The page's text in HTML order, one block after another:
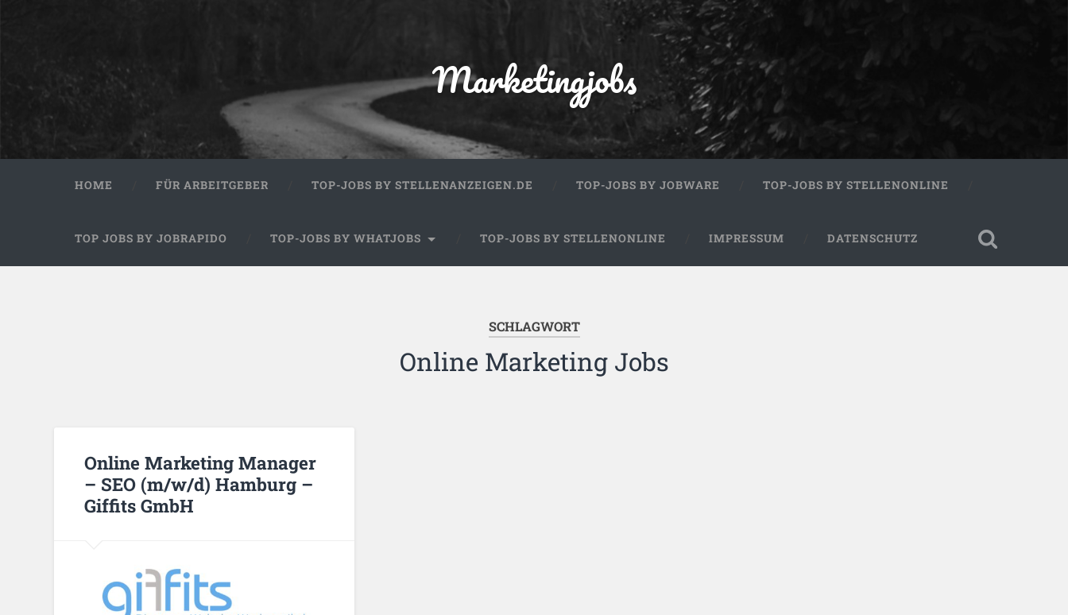
Marketingjobs
HOME FÜR ARBEITGEBER TOP-JOBS BY STELLENANZEIGEN.DE TOP-JOBS BY JOBWARE TOP-JOBS BY STELLENONLINE
TOP JOBS BY JOBRAPIDO TOP-JOBS BY WHATJOBS TOP-JOBS BY STELLENONLINE IMPRESSUM DATENSCHUTZ
SCHLAGWORT
Online Marketing Jobs
Online Marketing Manager
– SEO (m/w/d) Hamburg –
Giffits GmbH